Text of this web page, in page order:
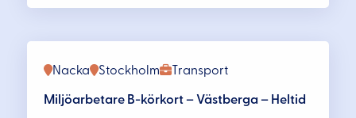
Transport
Nacka Stockholm
Miljöarbetare B-körkort – Västberga – Heltid